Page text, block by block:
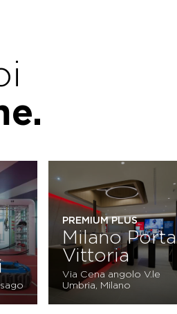
PREMIUM PLUS
Milano Porta
Vittoria
Via Cena angolo V.le
Umbria, Milano